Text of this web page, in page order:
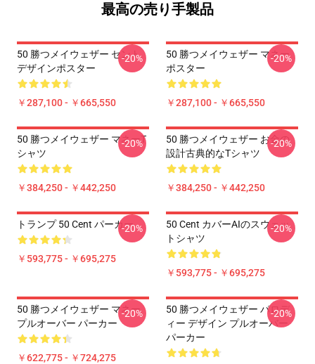
最高の売り手製品
50 勝つメイウェザー セント
デザインポスター
￥287,100 - ￥665,550
-20%
50 勝つメイウェザー マネー
ポスター
￥287,100 - ￥665,550
-20%
50 勝つメイウェザー マネーT
シャツ
￥384,250 - ￥442,250
-20%
50 勝つメイウェザー お金の
設計古典的なTシャツ
￥384,250 - ￥442,250
-20%
トランプ 50 Cent パーカー
￥593,775 - ￥695,275
-20%
50 Cent カバーAIのスウェッ
トシャツ
￥593,775 - ￥695,275
-20%
50 勝つメイウェザー マネー
プルオーバー パーカー
￥622,775 - ￥724,275
-20%
50 勝つメイウェザー パロデ
ィー デザイン プルオーバー
パーカー
-20%